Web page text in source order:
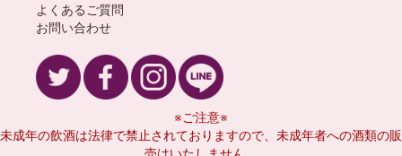
よくあるご質問
お問い合わせ
※ご注意※
未成年の飲酒は法律で禁止されておりますので、未成年者への酒類の販
売はいたしません。